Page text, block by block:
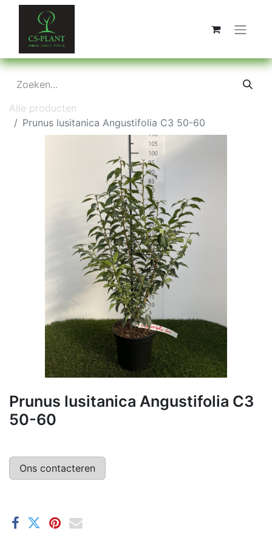
Alle producten
Prunus lusitanica Angustifolia C3 50-60
Prunus lusitanica Angustifolia C3
50-60
Ons contacteren